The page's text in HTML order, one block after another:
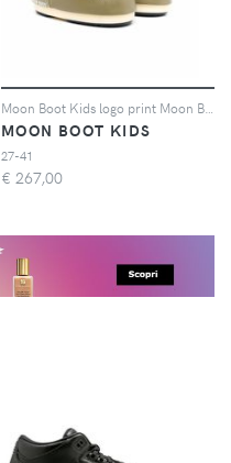
Moon Boot Kids logo print Moon Boots - Verde
MOON BOOT KIDS
27-41
€ 267,00